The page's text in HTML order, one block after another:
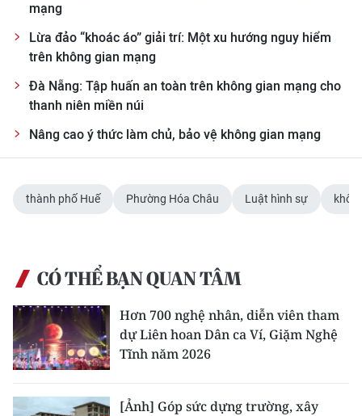
mạng
Lừa đảo “khoác áo” giải trí: Một xu hướng nguy hiểm
trên không gian mạng
Đà Nẵng: Tập huấn an toàn trên không gian mạng cho
thanh niên miền núi
Nâng cao ý thức làm chủ, bảo vệ không gian mạng
thành phố Huế Phường Hóa Châu Luật hình sự
CÓ THỂ BẠN QUAN TÂM
Hơn 700 nghệ nhân, diễn viên tham
dự Liên hoan Dân ca Ví, Giặm Nghệ
Tĩnh năm 2026
[Ảnh] Góp sức dựng trường, xây